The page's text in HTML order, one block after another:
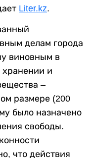
Liter.kz.
делам города
виновным в
хранении и
–
размере (200
было назначено
свободы.
что действия